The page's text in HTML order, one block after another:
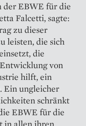
der EBWE für die
Falcetti, sagte:
zu dieser
leisten, die sich
die
von
hilft, ein
Ein ungleicher
schränkt
EBWE für die